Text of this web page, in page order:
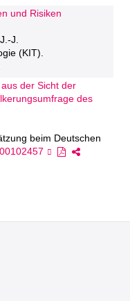
und Risiken
J.
(KIT).
der Sicht der
des
beim Deutschen